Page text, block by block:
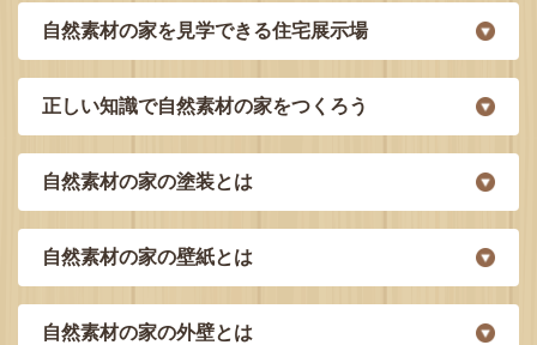
自然素材の家を見学できる住宅展示場
正しい知識で自然素材の家をつくろう
自然素材の家の塗装とは
自然素材の家の壁紙とは
自然素材の家の外壁とは